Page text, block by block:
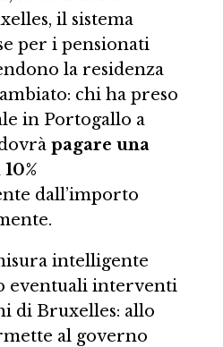
il sistema
per i pensionati
la residenza
chi ha preso
in Portogallo a
pagare una
dall’importo
intelligente
eventuali interventi
di Bruxelles: allo
al governo